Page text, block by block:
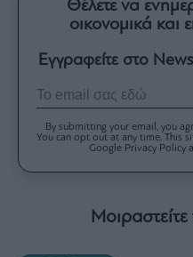
Θέλετε να
οικονομικά και
Εγγραφείτε στο
By submitting your email, you
You can opt out at any time. This
Google Privacy Policy